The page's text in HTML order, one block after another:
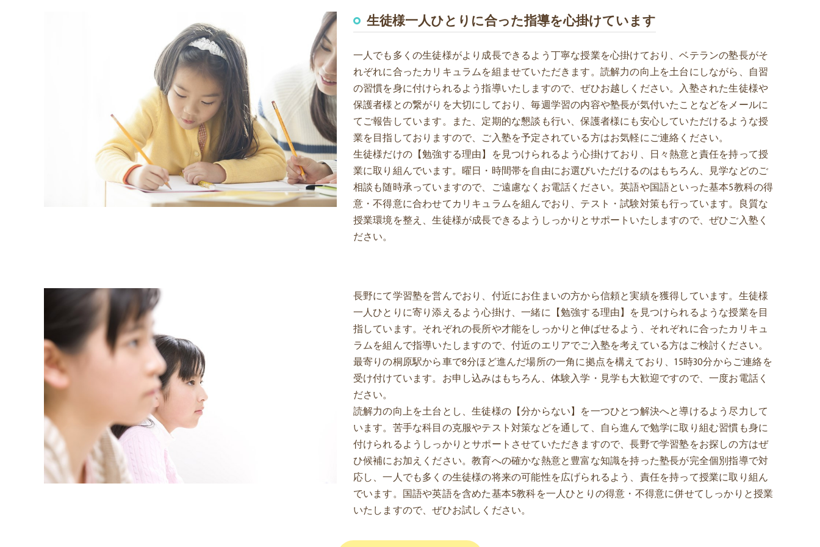
生徒様一人ひとりに合った指導を心掛けています
一人でも多くの生徒様がより成長できるよう丁寧な授業を心掛けており、ベテランの塾長がそ
れぞれに合ったカリキュラムを組ませていただきます。読解力の向上を土台にしながら、自習
の習慣を身に付けられるよう指導いたしますので、ぜひお越しください。入塾された生徒様や
保護者様との繋がりを大切にしており、毎週学習の内容や塾長が気付いたことなどをメールに
てご報告しています。また、定期的な懇談も行い、保護者様にも安心していただけるような授
業を目指しておりますので、ご入塾を予定されている方はお気軽にご連絡ください。
生徒様だけの【勉強する理由】を見つけられるよう心掛けており、日々熱意と責任を持って授
業に取り組んでいます。曜日・時間帯を自由にお選びいただけるのはもちろん、見学などのご
相談も随時承っていますので、ご遠慮なくお電話ください。英語や国語といった基本5教科の得
意・不得意に合わせてカリキュラムを組んでおり、テスト・試験対策も行っています。良質な
授業環境を整え、生徒様が成長できるようしっかりとサポートいたしますので、ぜひご入塾く
ださい。
長野にて学習塾を営んでおり、付近にお住まいの方から信頼と実績を獲得しています。生徒様
一人ひとりに寄り添えるよう心掛け、一緒に【勉強する理由】を見つけられるような授業を目
指しています。それぞれの長所や才能をしっかりと伸ばせるよう、それぞれに合ったカリキュ
ラムを組んで指導いたしますので、付近のエリアでご入塾を考えている方はご検討ください。
最寄りの桐原駅から車で8分ほど進んだ場所の一角に拠点を構えており、15時30分からご連絡を
受け付けています。お申し込みはもちろん、体験入学・見学も大歓迎ですので、一度お電話く
ださい。
読解力の向上を土台とし、生徒様の【分からない】を一つひとつ解決へと導けるよう尽力して
います。苦手な科目の克服やテスト対策などを通して、自ら進んで勉学に取り組む習慣も身に
付けられるようしっかりとサポートさせていただきますので、長野で学習塾をお探しの方はぜ
ひ候補にお加えください。教育への確かな熱意と豊富な知識を持った塾長が完全個別指導で対
応し、一人でも多くの生徒様の将来の可能性を広げられるよう、責任を持って授業に取り組ん
でいます。国語や英語を含めた基本5教科を一人ひとりの得意・不得意に併せてしっかりと授業
いたしますので、ぜひお試しください。